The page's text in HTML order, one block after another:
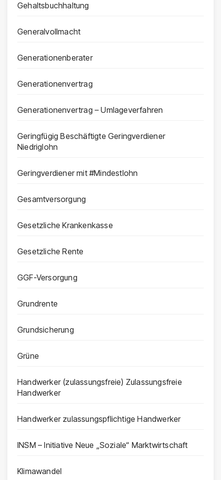
Gehaltsbuchhaltung
Generalvollmacht
Generationenberater
Generationenvertrag
Generationenvertrag – Umlageverfahren
Geringfügig Beschäftigte Geringverdiener
Niedriglohn
Geringverdiener mit #Mindestlohn
Gesamtversorgung
Gesetzliche Krankenkasse
Gesetzliche Rente
GGF-Versorgung
Grundrente
Grundsicherung
Grüne
Handwerker (zulassungsfreie) Zulassungsfreie
Handwerker
Handwerker zulassungspflichtige Handwerker
INSM – Initiative Neue „Soziale“ Marktwirtschaft
Klimawandel